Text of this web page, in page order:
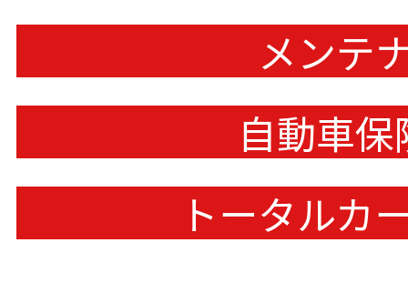
メンテ
自動車
トータルカ